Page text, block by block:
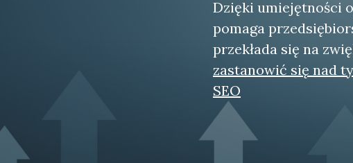
Dzięki umiejętności
pomaga
przekłada się na
zastanowić się nad
SEO